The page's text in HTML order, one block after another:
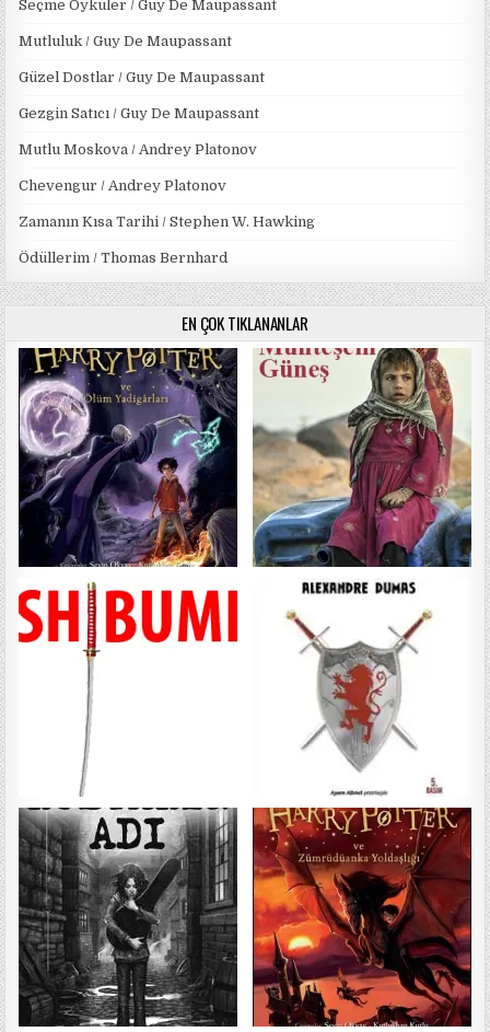
Seçme Öyküler / Guy De Maupassant
Mutluluk / Guy De Maupassant
Güzel Dostlar / Guy De Maupassant
Gezgin Satıcı / Guy De Maupassant
Mutlu Moskova / Andrey Platonov
Chevengur / Andrey Platonov
Zamanın Kısa Tarihi / Stephen W. Hawking
Ödüllerim / Thomas Bernhard
EN ÇOK TIKLANANLAR